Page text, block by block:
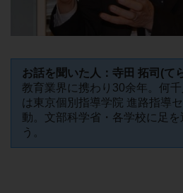
お話を聞いた人：寺田 拓司(て
教育業界に携わり30余年。何
は東京個別指導学院 進路指導
動。文部科学省・各学校に足
う。